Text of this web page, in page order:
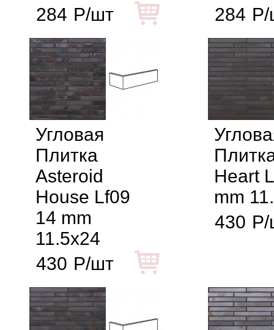
284 Р/шт
284 Р/
Угловая
Плитка
Asteroid
House Lf09
14 mm
11.5x24
430 Р/шт
Heart
mm
430 Р/